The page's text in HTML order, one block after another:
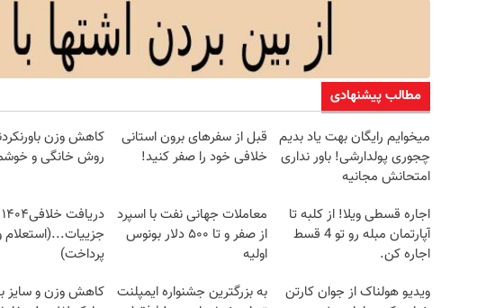
مطالب پیشنهادی
میخوایم رایگان بهت یاد بدیم
چجوری پولدارشی! باور نداری
امتحانش مجانیه
قبل از سفرهای برون استانی
خلافی خود را صفر کنید!
کاهش وزن
روش خانگی و
اجاره‌ قسطی ویلا! از کلبه تا
آپارتمان مبله رو تو 4 قسط
اجاره کن.
معاملات جهانی نفت با اسپرد
از صفر و تا ۵۰۰ دلار بونوس
اولیه
جزییات...(استعلام
پرداخت)
ویدیو هولناک از جوان کارتن
به بزرگترین جشنواره ایمپلنت
کاهش وزن و سایز